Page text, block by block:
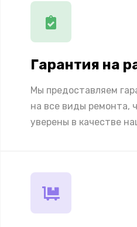
Гарантия на
Мы предоставляем
на все виды ремонта,
уверены в качестве